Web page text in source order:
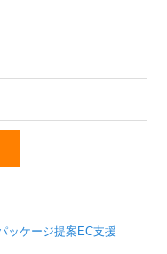
ッケージ提案EC支援